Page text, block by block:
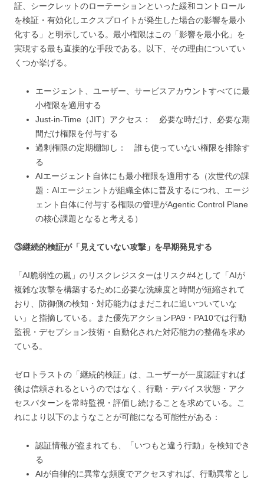
証、シークレットのローテーションといった緩和コントロール
を検証・有効化しエクスプロイトが発生した場合の影響を最小
化する」と明示している。最小権限はこの「影響を最小化」を
実現する最も直接的な手段である。以下、その理由についてい
くつか挙げる。
エージェント、ユーザー、サービスアカウントすべてに最
小権限を適用する
Just-in-Time（JIT）アクセス： 必要な時だけ、必要な期
間だけ権限を付与する
過剰権限の定期棚卸し： 誰も使っていない権限を排除す
る
AIエージェント自体にも最小権限を適用する（次世代の課
題：AIエージェントが組織全体に普及するにつれ、エージ
ェント自体に付与する権限の管理がAgentic Control Plane
の核心課題となると考える）
③継続的検証が「見えていない攻撃」を早期発見する
「AI脆弱性の嵐」のリスクレジスターはリスク#4として「AIが
複雑な攻撃を構築するために必要な洗練度と時間が短縮されて
おり、防御側の検知・対応能力はまだこれに追いついていな
い」と指摘している。また優先アクションPA9・PA10では行動
監視・デセプション技術・自動化された対応能力の整備を求め
ている。
ゼロトラストの「継続的検証」は、ユーザーが一度認証すれば
後は信頼されるというのではなく、行動・デバイス状態・アク
セスパターンを常時監視・評価し続けることを求めている。こ
れにより以下のようなことが可能になる可能性がある：
認証情報が盗まれても、「いつもと違う行動」を検知でき
る
AIが自律的に異常な頻度でアクセスすれば、行動異常とし